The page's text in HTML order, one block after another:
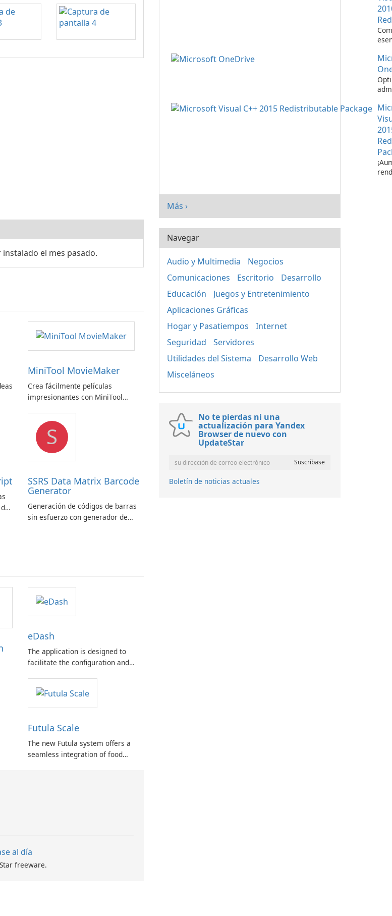
el mes pasado.
MiniTool MovieMaker
Crea fácilmente películas
impresionantes con MiniTool
S
SSRS Data Matrix Barcode
Generator
Generación de códigos de barras
sin esfuerzo con generador de
eDash
The application is designed to
facilitate the configuration and
assistance from the dealer where
the device was purchased or
tutorials on …
Futula Scale
The new Futula system offers a
seamless integration of food
al día
freeware.
Más ›
Navegar
Audio y Multimedia
Negocios
Comunicaciones
Escritorio
Desarrollo
Educación
Juegos y Entretenimiento
Aplicaciones Gráficas
Hogar y Pasatiempos
Internet
Seguridad
Servidores
Utilidades del Sistema
Desarrollo Web
Misceláneos
No te pierdas ni una
actualización para Yandex
Browser de nuevo con
UpdateStar
Boletín de noticias actuales